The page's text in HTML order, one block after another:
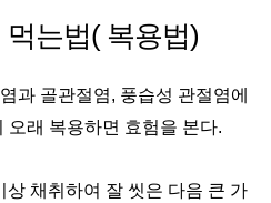
먹는법( 복용법)
과 골관절염, 풍습성 관절염에
오래 복용하면 효험을 본다.
채취하여 잘 씻은 다음 큰 가